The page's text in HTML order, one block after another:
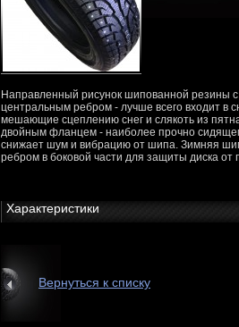
Направленный рисунок шипованной резины
центральным ребром - лучше всего входит в
мешающие сцеплению снег и слякоть из
двойным фланцем - наиболее прочно
снижает шум и вибрацию от шипа. Зимняя
ребром в боковой части для защиты диска от
Характеристики
Вернуться к списку